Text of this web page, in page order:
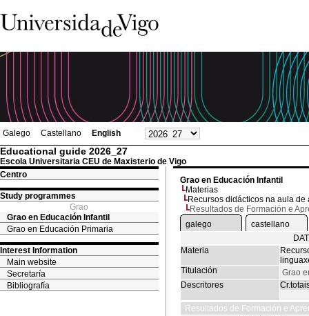
Galego Castellano English
Educational guide 2026_27
Escola Universitaria CEU de Maxisterio de Vigo
Centro
Study programmes
Grao
Grao en Educación Infantil
Grao en Educación Primaria
Interest Information
Main website
Secretaría
Bibliografía
Grao en Educación Infantil
Materias
Recursos didácticos na aula
Resultados de Formación e
galego
castellano
Materia
Titulación
Grao
Descritores
Resultados de Formación e